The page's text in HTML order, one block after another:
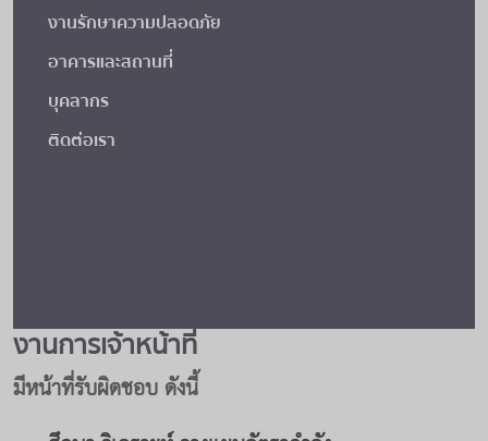
งานรักษาความปลอดภัย
อาคารและสถานที่
บุคลากร
ติดต่อเรา
งานการเจ้าหน้าที่
มีหน้าที่รับผิดชอบ ดังนี้